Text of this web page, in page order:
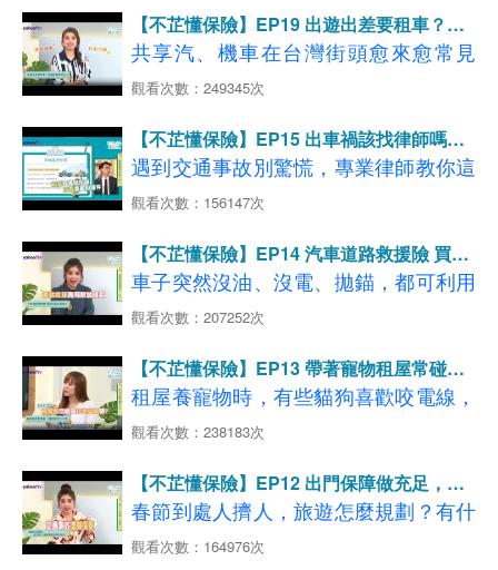
看更多 上路必備保險【第三人責任險】
看更多 撞到超跑的附身符 【超額責任險】
看更多 愛車的守護神【車體損失險】
網路投保這麼方便，能投保的項目會不
會不多呀？就讓芷娟和小葉來告訴你。
看更多 每位車主都需要的 【強制險】
看更多 上路必備保險【第三人責任險】
看更多 愛車的守護神【車體損失險】
點嗎？有什麼小技巧可以少花點錢，還
享有同樣的保障？
◆影片分段重點說明如下：
【01:05-02:43】專業試車手上路也會
怕 分享車險投保觀點
會變貴？關鍵要看這個！
【04:59-09:17】節省保費有撇步！汽
車險掌握3大重點
【09:24-11:47】開車4大NG壞習慣 千
萬不要犯！
看更多【第三人責任險】、【強制汽車責任險】
延伸閱讀：車禍出險會被加費嗎？不一
定，關鍵就在這點！
【不芷懂保險】EP19 出遊出差要租車？這
個保險要先有
共享汽、機車在台灣街頭愈來愈常見
了！在享受方便性的同時，大家往往忽
共享汽車的時候，萬一發生車禍該怎麼
處理？賠償問題又落在誰的頭上呢？
◆影片分段重點說明如下：
【01:24-04:08】共享汽車 VS 傳統租
賃，租車型態比一比
【04:13-07:40】共享汽車 VS 傳統租
賃，租車保障有哪些？
【07:41-08:43】租車出遊換人開，有
保險卻賠不了!?
→了解更多，立即試算投保GO
看更多【共享汽車加碼險】、【短期租借車保
險】
觀看次數：249345次
【不芷懂保險】EP15 出車禍該找律師嗎？
原來汽車險有這些保障！
遇到交通事故別驚慌，專業律師教你這
樣做，適當釐清責任，避免產生更大糾
◆影片分段重點說明如下：
【01:12-05:23】車禍糾紛時有所聞，
律師教你自保5招！
【06:06-09:45】處理糾紛勞心勞力，
不妨尋求車禍律師協助
【09:49-10:52】[案例分享] 跟朋友借車
開心出遊，釀車禍索賠千萬、家破人
亡!?
【11:00-13:44】你不知道的『附加險
觀看次數：156147次
【不芷懂保險】EP14 汽車道路救援險 買的
送的有差嗎?
車子突然沒油、沒電、拋錨，都可利用
道路救援服務來幫忙！
必要的費用喔～
◆影片分段重點說明如下：
【01:30-02:46】擔心拖車亂收費 道路
救援的合理價?
【03:16-05:09】開車上路狀況多 道路
觀看次數：207252次
【不芷懂保險】EP13 帶著寵物租屋常碰
壁？資深貓奴的心路分享
租屋養寵物時，有些貓狗喜歡咬電線，
嚴重的話可能會導致電線走火，引發火
「住宅火險」，讓房客更有保障！
◆影片分段重點說明如下：
觀看次數：238183次
【不芷懂保險】EP12 出門保障做充足，春
節旅遊盡興玩！
春節到處人擠人，旅遊怎麼規劃？有什
麼風險需要注意的嗎？離島小天后屠潔
觀看次數：164976次